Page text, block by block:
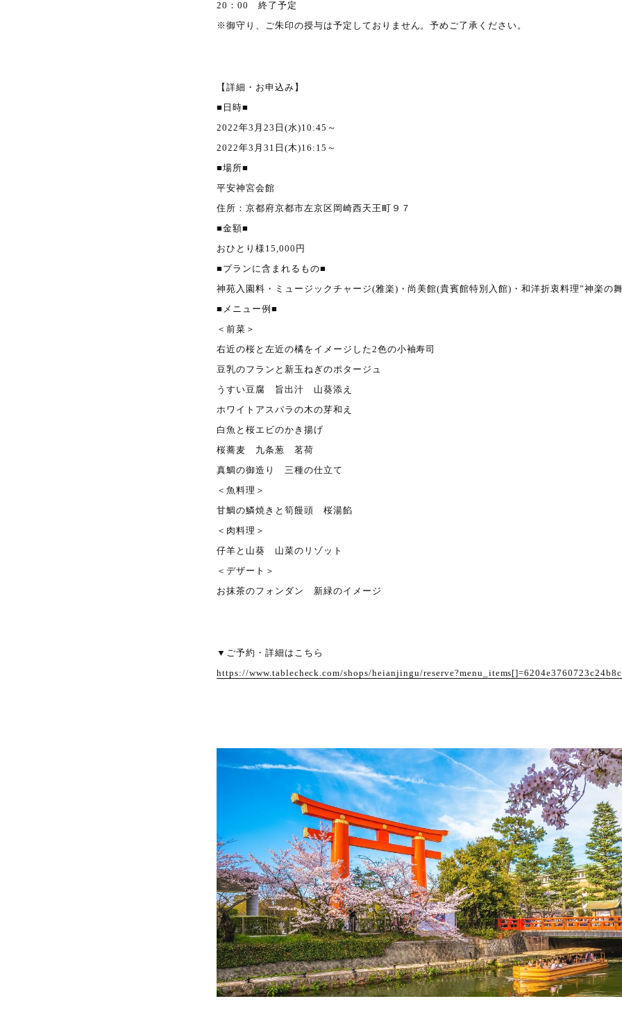
20：00 終了予定
※御守り、ご朱印の授与は予定しておりません。予めご了承ください。
【詳細・お申込み】
■日時■
2022年3月23日(水)10:45～
2022年3月31日(木)16:15～
■場所■
平安神宮会館
住所：京都府京都市左京区岡崎西天王町９７
■金額■
おひとり様15,000円
■プランに含まれるもの■
神苑入園料・ミュージックチャージ(雅楽)・尚美館(貴賓館特別入館)・和洋折衷料理”神楽の
■メニュー例■
＜前菜＞
右近の桜と左近の橘をイメージした2色の小袖寿司
豆乳のフランと新玉ねぎのポタージュ
うすい豆腐 旨出汁 山葵添え
ホワイトアスパラの木の芽和え
白魚と桜エビのかき揚げ
桜蕎麦 九条葱 茗荷
真鯛の御造り 三種の仕立て
＜魚料理＞
甘鯛の鱗焼きと筍饅頭 桜湯餡
＜肉料理＞
仔羊と山葵 山菜のリゾット
＜デザート＞
お抹茶のフォンダン 新緑のイメージ
▼ご予約・詳細はこちら
https://www.tablecheck.com/shops/heianjingu/